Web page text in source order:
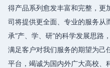
得产品系列愈发丰富和完整，更
司将提供更全面、专业的服务从
承“产、学、研”的科学发展思路
满足客户对我们服务的期望为己
平台，竭诚为国内外广大高校、